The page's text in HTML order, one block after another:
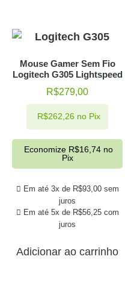
Mouse Gamer Sem Fio
Logitech G305 Lightspeed
R$279,00
Em até 3x de R$93,00sem
juros
Em até 5x de R$56,25com
juros
R$262,26 no Pix
Economize R$16,74 no
Pix
Adicionar ao carrinho